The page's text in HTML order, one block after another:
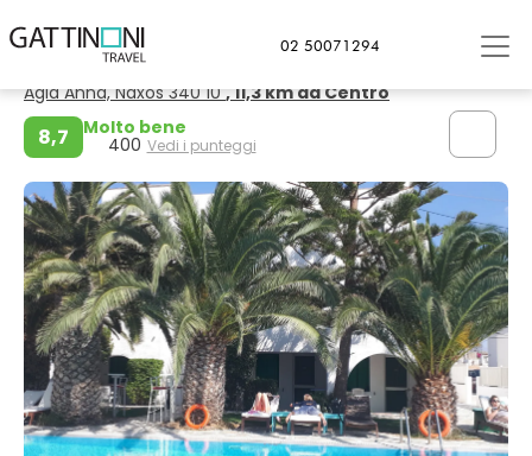
02 50071294
Isola di Naxos
Annita's Village Hotel
Agia Anna, Naxos 340 10, 11,3 km da Centro
8,7 Molto bene
400 Vedi i punteggi